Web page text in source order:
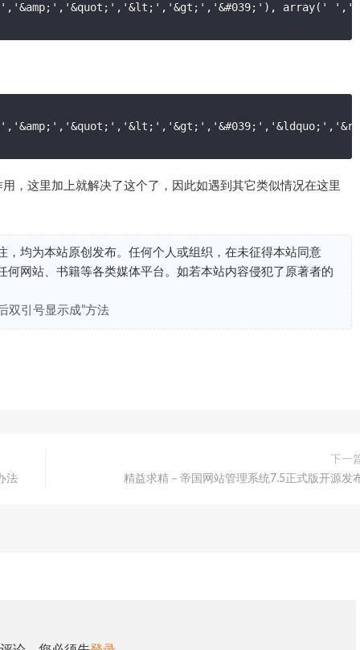
，这里加上就解决了这个了，因此如遇到其它类似情况在这里
，均为本站原创发布。任何个人或组织，在未征得本站同意
网站、书籍等各类媒体平台。如若本站内容侵犯了原著者的
双引号显示成”方法
法
下一
精益求精－帝国网站管理系统7.5正式版开源发